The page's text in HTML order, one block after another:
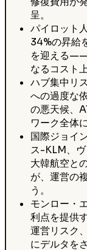
呈。
パイロット
34%の昇給
を迎える——
なるコスト
ハブ集中リ
への過度な
の悪天候、
ワーク全体
国際ジョイ
ス-KLM、ヴ
大韓航空と
が、運営の
う。
モンロー・
利点を提供
運営リスク
にデルタを